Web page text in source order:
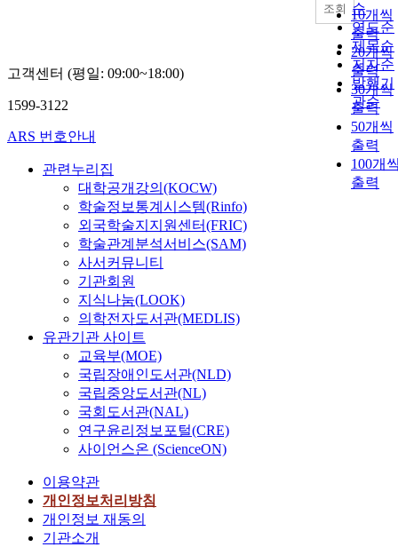
순
연도순
제목순
저자순
발행기
관순
10개씩
출력
20개씩
출력
30개씩
출력
50개씩
출력
100개
출력
조회
고객센터 (평일: 09:00~18:00)
1599-3122
ARS 번호안내
관련누리집
대학공개강의(KOCW)
학술정보통계시스템(Rinfo)
외국학술지지원센터(FRIC)
학술관계분석서비스(SAM)
사서커뮤니티
기관회원
지식나눔(LOOK)
의학전자도서관(MEDLIS)
유관기관 사이트
교육부(MOE)
국립장애인도서관(NLD)
국립중앙도서관(NL)
국회도서관(NAL)
연구윤리정보포털(CRE)
사이언스온 (ScienceON)
이용약관
개인정보처리방침
개인정보 재동의
기관소개